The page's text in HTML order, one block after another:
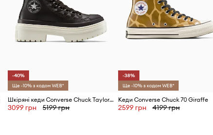
ID Товару
-40%
Ще -10% з кодом WEB*
Шкіряні кеди Converse Chuck Taylor All Star Lugged Heel Cc
3099 грн 5199 грн
-38%
Ще -10% з кодом WEB*
Кеди Converse Chuck 70 Giraffe
2599 грн 4199 грн